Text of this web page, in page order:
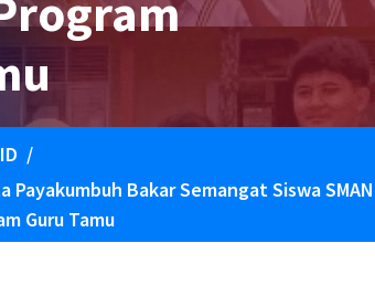
/
Bakar Semangat Siswa
Guru Tamu